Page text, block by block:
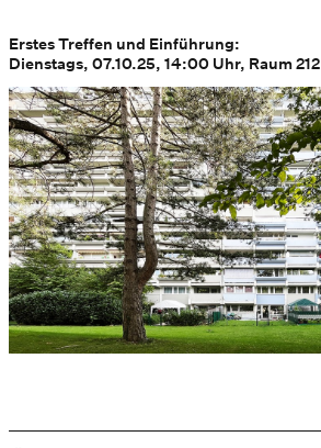
Erstes Treffen und Einführung:
Dienstags, 07.10.25, 14:00 Uhr, Raum 212